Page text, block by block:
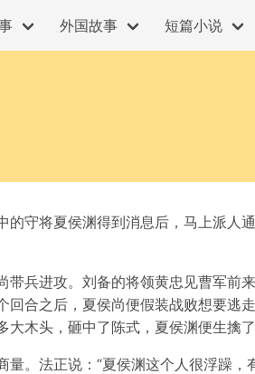
外国故事 短篇小说
的守将夏侯渊得到消息后，马上派
带兵进攻。刘备的将领黄忠见曹军前
合之后，夏侯尚便假装战败想要逃
木头，砸中了陈式，夏侯渊便生擒了
。法正说：“夏侯渊这个人很浮躁，